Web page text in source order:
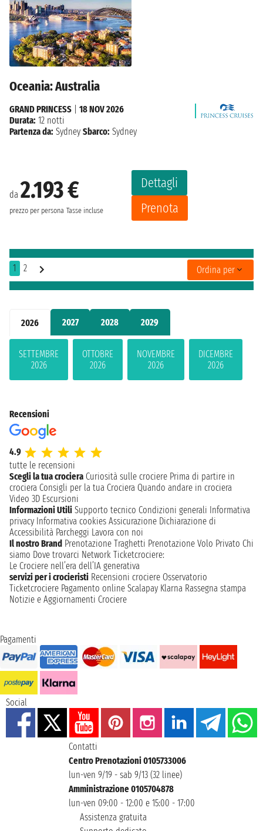
2026 2027 2028 2029
SETTEMBRE
2026
OTTOBRE
2026
NOVEMBRE
2026
DICEMBRE
2026
Oceania: Australia
da 2.193 €
prezzo per persona Tasse incluse
Dettagli
Prenota
GRAND PRINCESS
18 NOV 2026
Durata: 12 notti
Partenza da: Sydney Sbarco: Sydney
1 2 Ordina per
Recensioni
4.9
tutte le recensioni
Scegli la tua crociera Curiosità sulle crociere Prima di partire in
crociera Consigli per la tua Crociera Quando andare in crociera
Video 3D Escursioni
Informazioni Utili Supporto tecnico Condizioni generali Informativa
privacy Informativa cookies Assicurazione Dichiarazione di
Accessibilità Parcheggi Lavora con noi
Il nostro Brand Prenotazione Traghetti Prenotazione Volo Privato Chi
siamo Dove trovarci Network Ticketcrociere:
Le Crociere nell’era dell’IA generativa
servizi per i crocieristi Recensioni crociere Osservatorio
Ticketcrociere Pagamento online Scalapay Klarna Rassegna stampa
Notizie e Aggiornamenti Crociere
Pagamenti
Social
Contatti
Centro Prenotazioni 0105733006
lun-ven 9/19 - sab 9/13 (32 linee)
Amministrazione 0105704878
lun-ven 09:00 - 12:00 e 15:00 - 17:00
Assistenza gratuita